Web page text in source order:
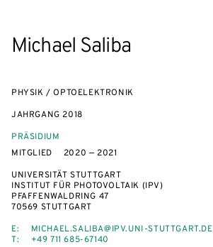
Michael Saliba
PHYSIK / OPTOELEKTRONIK
JAHRGANG 2018
PRÄSIDIUM
MITGLIED
2020 — 2021
UNIVERSITÄT STUTTGART
INSTITUT FÜR PHOTOVOLTAIK (IPV)
PFAFFENWALDRING 47
70569 STUTTGART
E:
MICHAEL.SALIBA@IPV.UNI-STUTTGART.DE
T:
+49 711 685-67140